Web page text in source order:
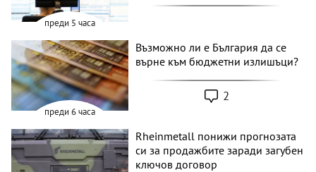
преди 5 часа
преди 6 часа
Възможно ли е България да се
върне към бюджетни излишъци?
2
Rheinmetall понижи прогнозата
си за продажбите заради загубен
ключов договор